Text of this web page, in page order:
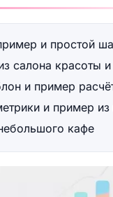
и простой
салона красоты и
и пример
и пример из
кафе